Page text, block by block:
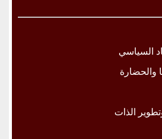
السياسي
والحضارة
الذات